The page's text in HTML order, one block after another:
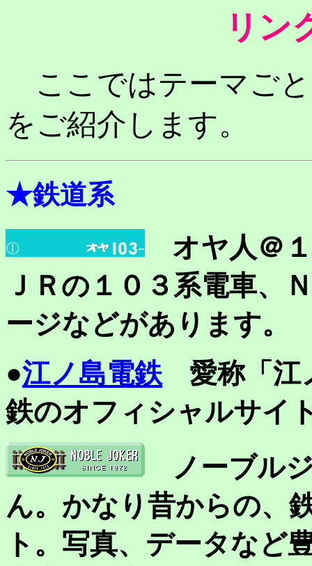
リン
ここではテーマご
をご紹介します。
★鉄道系
オヤ人＠
ＪＲの１０３系電車、
ージなどがあります。
●江ノ島電鉄
愛称「江
鉄のオフィシャルサイ
ノーブル
ん。かなり昔からの、
ト。写真、データなど